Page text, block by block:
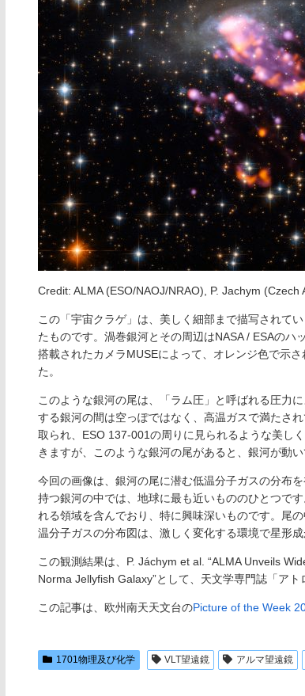
Credit: ALMA (ESO/NAOJ/NRAO), P. Jachym (Czech
この「宇宙クラゲ」は、美しく細部まで描写されて
たものです。渦巻銀河とその周辺はNASA / ESAの
搭載されたカメラMUSEによって、オレンジ色で示
た。
このような銀河の尾は、「ラム圧」と呼ばれる圧力
する銀河の間は空っぽではなく、高温ガスで満たさ
取られ、ESO 137-001の周りに見られるような美し
きますが、このような銀河の尾があると、銀河が動
今回の画像は、銀河の尾に潜む低温分子ガスの分布
持つ銀河の中では、地球に最も近いもののひとつで
れる領域を含んでおり、特に興味深いものです。尾
温分子ガスの分布図は、激しく変化する環境で星形
この観測結果は、P. Jáchym et al. “ALMA Unveils
Norma Jellyfish Galaxy”として、天文学専門誌「ア
この記事は、欧州南天天文台のPicture of the Week
1701物理及び化学 VLT望遠鏡 アルマ望遠鏡